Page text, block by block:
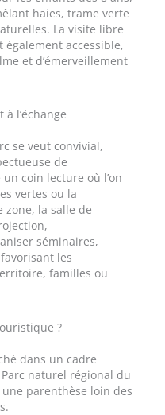
haies, trame verte
La visite libre
accessible,
et d’émerveillement
l’échange
se veut convivial,
de
coin lecture où l’on
vertes ou la
zone, la salle de
séminaires,
les
familles ou
?
dans un cadre
naturel régional du
une parenthèse loin des